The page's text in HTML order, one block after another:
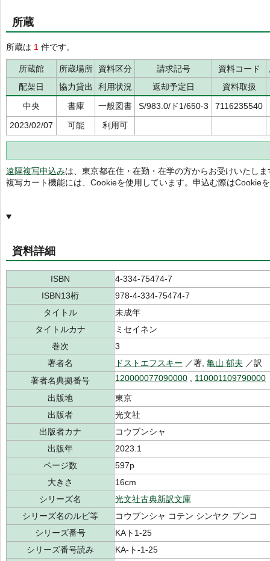
所蔵
所蔵は 1 件です。
所蔵館 所蔵場所 資料区分 請求記号 資料コード
配架日
協力貸出 利用状況 返却予定日
資料取扱
中央
書庫 一般図書 S/983.0/ド1/650-3
7116235540
2023/02/07
可能 利用可
遠隔複写申込みは、東京都在住・在勤・在学の方からお受けいたしま
複写カート機能には、Cookieを使用しています。申込む際はCookie
資料詳細
ISBN
4-334-75474-7
ISBN13桁
978-4-334-75474-7
タイトル
未成年
タイトルカナ
ミセイネン
巻次
3
著者名
ドストエフスキー ／著, 亀山 郁夫 ／訳
著者名典拠番号
120000077090000 110001109790000
出版地
東京
出版者
光文社
出版者カナ
コウブンシャ
出版年
2023.1
ページ数
597p
大きさ
16cm
シリーズ名
光文社古典新訳文庫
シリーズ名のルビ等
コウブンシャ コテン シンヤク ブンコ
シリーズ番号
KAト1-25
シリーズ番号読み
KA-ト-1-25